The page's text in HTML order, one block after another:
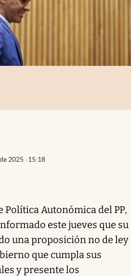
2025 15:18
Política Autonómica del PP,
este jueves que su
una proposición no de ley
que cumpla sus
y presente los